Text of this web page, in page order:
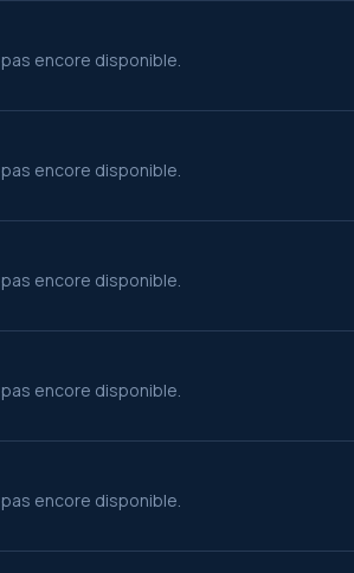
encore disponible.
encore disponible.
encore disponible.
encore disponible.
encore disponible.